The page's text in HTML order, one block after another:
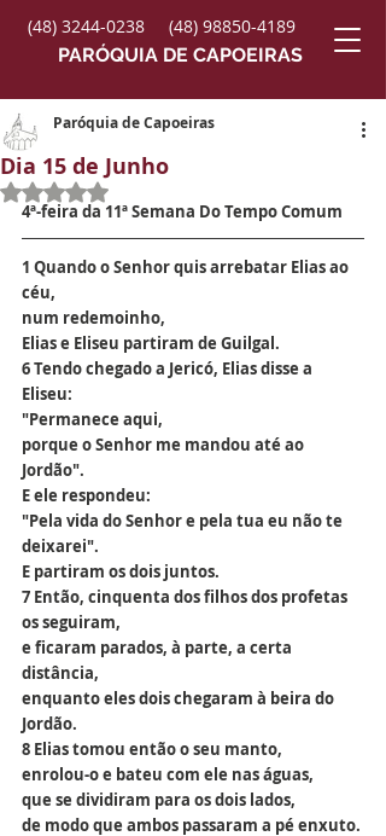
(48) 3244-0238
(48) 98850-4189
PARÓQUIA DE CAPOEIRAS
Dia 15 de Junho
Paróquia de Capoeiras
Avaliado com NaN de 5 estrelas.
4ª-feira da 11ª Semana Do Tempo Comum
1 Quando o Senhor quis arrebatar Elias ao
céu,
num redemoinho,
Elias e Eliseu partiram de Guilgal.
6 Tendo chegado a Jericó, Elias disse a
Eliseu:
"Permanece aqui,
porque o Senhor me mandou até ao
Jordão".
E ele respondeu:
"Pela vida do Senhor e pela tua eu não te
deixarei".
E partiram os dois juntos.
7 Então, cinquenta dos filhos dos profetas
os seguiram,
e ficaram parados, à parte, a certa
distância,
enquanto eles dois chegaram à beira do
Jordão.
8 Elias tomou então o seu manto,
enrolou-o e bateu com ele nas águas,
que se dividiram para os dois lados,
de modo que ambos passaram a pé enxuto.